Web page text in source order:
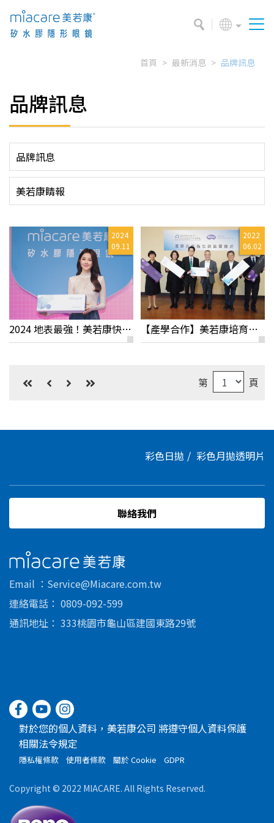
首頁 最新消息 品牌訊息
品牌訊息
品牌訊息
美若康睛報
2024
09.11
2024 地表最強！美若康快閃活動花絮分享
2022
06.02
【產學合作】美若康培育矽水膠隱眼人才
第 頁
彩色日拋 彩色月拋透明片
美若康
Email
Service@Miacare.com.tw
連絡電話
0809-092-599
通訊地址
333桃園市龜山區建國東路29號
聯絡我們
對於您的個人資料，美若康公司 將遵守個人資料保護
相關法令規定
隱私權條款 使用者條款 關於 Cookie GDPR
Copyright © 2022 MIACARE. All Rights Reserved.